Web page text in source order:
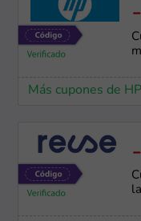
Más cupones de HP